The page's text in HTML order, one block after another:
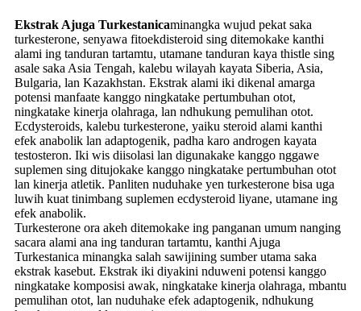
Ekstrak Ajuga Turkestanicaminangka wujud pekat saka
turkesterone, senyawa fitoekdisteroid sing ditemokake kanthi
alami ing tanduran tartamtu, utamane tanduran kaya thistle sing
asale saka Asia Tengah, kalebu wilayah kayata Siberia, Asia,
Bulgaria, lan Kazakhstan. Ekstrak alami iki dikenal amarga
potensi manfaate kanggo ningkatake pertumbuhan otot,
ningkatake kinerja olahraga, lan ndhukung pemulihan otot.
Ecdysteroids, kalebu turkesterone, yaiku steroid alami kanthi
efek anabolik lan adaptogenik, padha karo androgen kayata
testosteron. Iki wis diisolasi lan digunakake kanggo nggawe
suplemen sing ditujokake kanggo ningkatake pertumbuhan otot
lan kinerja atletik. Panliten nuduhake yen turkesterone bisa uga
luwih kuat tinimbang suplemen ecdysteroid liyane, utamane ing
efek anabolik.
Turkesterone ora akeh ditemokake ing panganan umum nanging
sacara alami ana ing tanduran tartamtu, kanthi Ajuga
Turkestanica minangka salah sawijining sumber utama saka
ekstrak kasebut. Ekstrak iki diyakini nduweni potensi kanggo
ningkatake komposisi awak, ningkatake kinerja olahraga, mbantu
pemulihan otot, lan nuduhake efek adaptogenik, ndhukung